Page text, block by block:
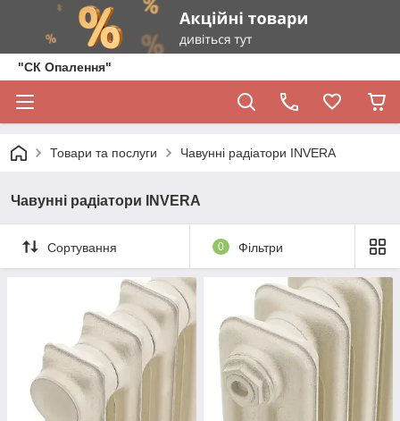
"СК Опалення"
Товари та послуги Чавунні радіатори INVERA
Чавунні радіатори INVERA
Сортування 0 Фільтри